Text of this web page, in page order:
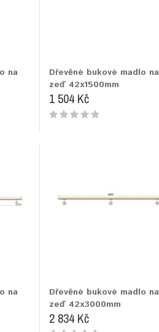
na
Dřevěné bukové madlo na
zeď 42x1500mm
1 504 Kč
na
Dřevěné bukové madlo na
zeď 42x3000mm
2 834 Kč